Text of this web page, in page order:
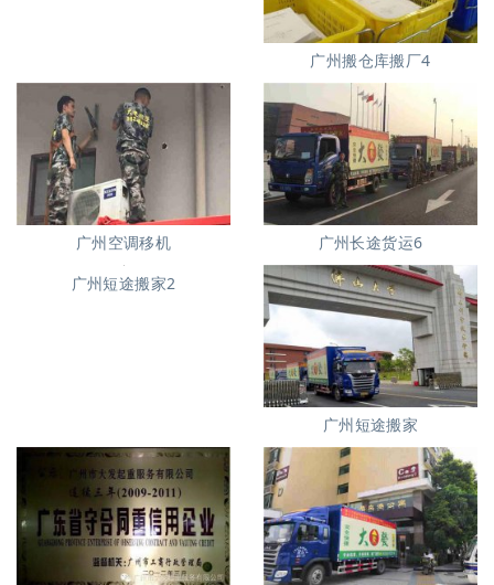
广州搬仓库搬厂4
广州空调移机
广州长途货运6
广州短途搬家2
广州短途搬家